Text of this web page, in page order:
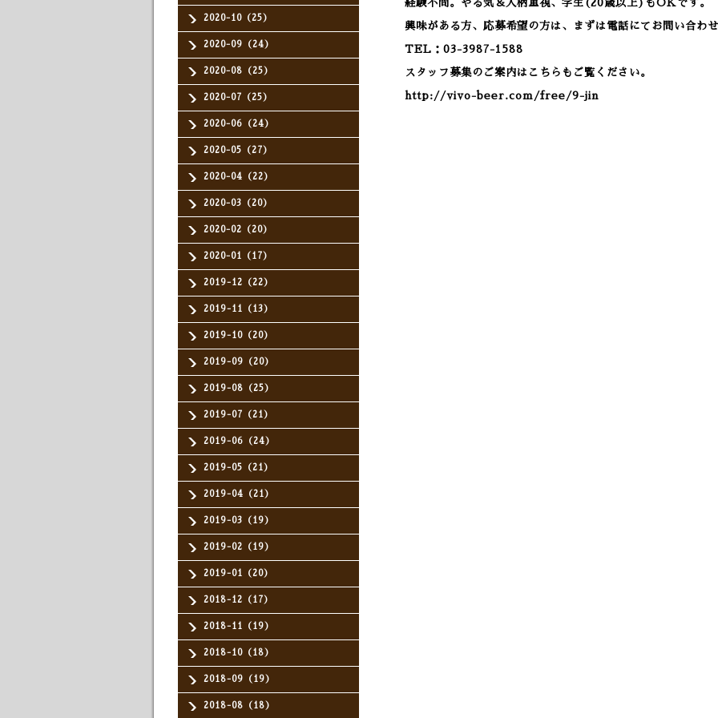
2020-10（25）
2020-09（24）
2020-08（25）
2020-07（25）
2020-06（24）
2020-05（27）
2020-04（22）
2020-03（20）
2020-02（20）
2020-01（17）
2019-12（22）
2019-11（13）
2019-10（20）
2019-09（20）
2019-08（25）
2019-07（21）
2019-06（24）
2019-05（21）
2019-04（21）
2019-03（19）
2019-02（19）
2019-01（20）
2018-12（17）
2018-11（19）
2018-10（18）
2018-09（19）
2018-08（18）
経験不問。やる気＆人柄重視、学生(20歳以上)もOKです。
興味がある方、応募希望の方は、まずは電話にてお問い合わせ
TEL：03-3987-1588
スタッフ募集のご案内はこちらもご覧ください。
http://vivo-beer.com/free/9-jin